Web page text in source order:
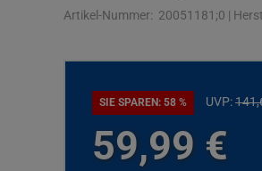
Artikel-Nummer: 20051181;0 |
SIE SPAREN: 58 % UVP:141,
59,99 €